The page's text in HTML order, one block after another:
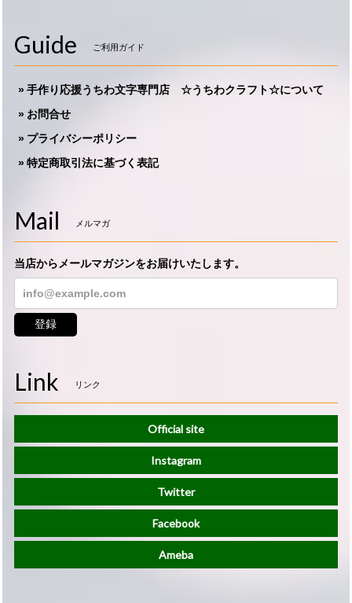
Guide ご利用ガイド
手作り応援うちわ文字専門店 ☆うちわクラフト☆について
お問合せ
プライバシーポリシー
特定商取引法に基づく表記
Mail メルマガ
当店からメールマガジンをお届けいたします。
登録
Link リンク
Official site
Instagram
Twitter
Facebook
Ameba